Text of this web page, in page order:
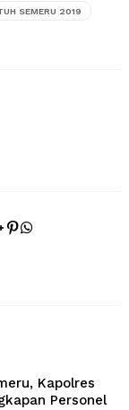
SEMERU 2019
Kapolres
Personel